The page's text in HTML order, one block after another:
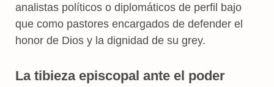
analistas políticos o diplomáticos de perfil bajo
que como pastores encargados de defender el
honor de Dios y la dignidad de su grey.
La tibieza episcopal ante el poder